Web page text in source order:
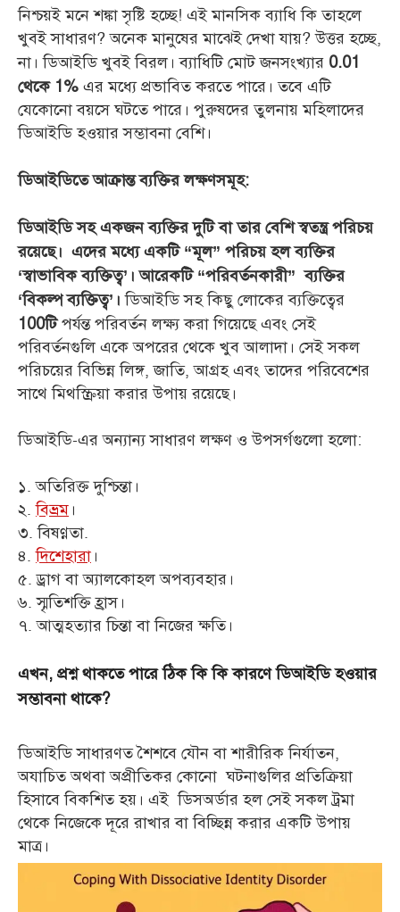
নিশ্চয়ই মনে শঙ্কা সৃষ্টি হচ্ছে! এই মানসিক ব্যাধি কি তাহলে
খুবই সাধারণ? অনেক মানুষের মাঝেই দেখা যায়? উত্তর হচ্ছে,
না। ডিআইডি খুবই বিরল। ব্যাধিটি মোট জনসংখ্যার 0.01
থেকে 1% এর মধ্যে প্রভাবিত করতে পারে। তবে এটি
যেকোনো বয়সে ঘটতে পারে। পুরুষদের তুলনায় মহিলাদের
ডিআইডি হওয়ার সম্ভাবনা বেশি।
ডিআইডিতে আক্রান্ত ব্যক্তির লক্ষণসমূহ:
ডিআইডি সহ একজন ব্যক্তির দুটি বা তার বেশি স্বতন্ত্র পরিচয়
রয়েছে। এদের মধ্যে একটি “মূল” পরিচয় হল ব্যক্তির
‘স্বাভাবিক ব্যক্তিত্ব’। আরেকটি “পরিবর্তনকারী” ব্যক্তির
‘বিকল্প ব্যক্তিত্ব’। ডিআইডি সহ কিছু লোকের ব্যক্তিত্বের
100টিপর্যন্ত পরিবর্তন লক্ষ্য করা গিয়েছে এবং সেই
পরিবর্তনগুলি একে অপরের থেকে খুব আলাদা। সেই সকল
পরিচয়ের বিভিন্ন লিঙ্গ, জাতি, আগ্রহ এবং তাদের পরিবেশের
সাথে মিথস্ক্রিয়া করার উপায় রয়েছে।
ডিআইডি-এর অন্যান্য সাধারণ লক্ষণ ও উপসর্গগুলো হলো:
১. অতিরিক্ত দুশ্চিন্তা।
২.বিভ্রম ।
৩. বিষণ্ণতা.
৪.দিশেহারা ।
৫. ড্রাগ বা অ্যালকোহল অপব্যবহার।
৬. স্মৃতিশক্তি হ্রাস।
৭. আত্মহত্যার চিন্তা বা নিজের ক্ষতি।
এখন, প্রশ্ন থাকতে পারে ঠিক কি কি কারণে ডিআইডি হওয়ার
সম্ভাবনা থাকে?
ডিআইডি সাধারণত শৈশবে যৌন বা শারীরিক নির্যাতন,
অযাচিত অথবা অপ্রীতিকর কোনো ঘটনাগুলির প্রতিক্রিয়া
হিসাবে বিকশিত হয়। এই ডিসঅর্ডার হল সেই সকল ট্রমা
থেকে নিজেকে দূরে রাখার বা বিচ্ছিন্ন করার একটি উপায়
মাত্র।